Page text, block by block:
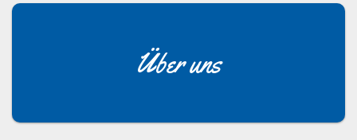
Über uns